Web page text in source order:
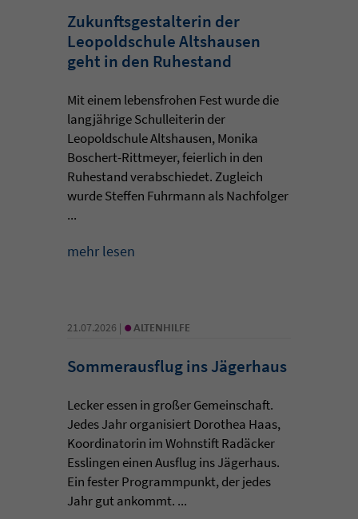
Zukunftsgestalterin der
Leopoldschule Altshausen
geht in den Ruhestand
Mit einem lebensfrohen Fest wurde die
langjährige Schulleiterin der
Leopoldschule Altshausen, Monika
Boschert-Rittmeyer, feierlich in den
Ruhestand verabschiedet. Zugleich
wurde Steffen Fuhrmann als Nachfolger
...
mehr lesen
21.07.2026 | • ALTENHILFE
Sommerausflug ins Jägerhaus
Lecker essen in großer Gemeinschaft.
Jedes Jahr organisiert Dorothea Haas,
Koordinatorin im Wohnstift Radäcker
Esslingen einen Ausflug ins Jägerhaus.
Ein fester Programmpunkt, der jedes
Jahr gut ankommt. ...